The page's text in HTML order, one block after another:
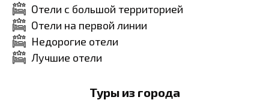
Отели с большой территорией
Отели на первой линии
Недорогие отели
Лучшие отели
Туры из города